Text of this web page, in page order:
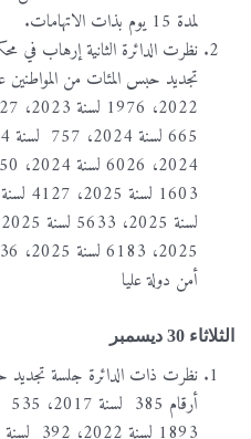
لمدة 15 يوم بذات الاتهامات.
نظرت الدائرة الثانية إرهاب في
أمن دولة عليا
الثلاثاء 30 ديسمبر
نظرت ذات الدائرة جلسة تجديد